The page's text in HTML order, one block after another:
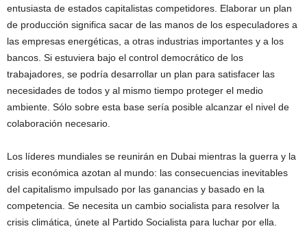
entusiasta de estados capitalistas competidores. Elaborar un plan
de producción significa sacar de las manos de los especuladores a
las empresas energéticas, a otras industrias importantes y a los
bancos. Si estuviera bajo el control democrático de los
trabajadores, se podría desarrollar un plan para satisfacer las
necesidades de todos y al mismo tiempo proteger el medio
ambiente. Sólo sobre esta base sería posible alcanzar el nivel de
colaboración necesario.
Los líderes mundiales se reunirán en Dubai mientras la guerra y la
crisis económica azotan al mundo: las consecuencias inevitables
del capitalismo impulsado por las ganancias y basado en la
competencia. Se necesita un cambio socialista para resolver la
crisis climática, únete al Partido Socialista para luchar por ella.